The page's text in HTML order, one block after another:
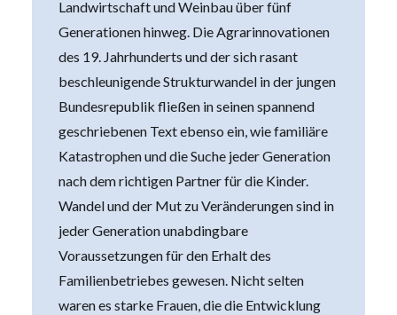
Landwirtschaft und Weinbau über fünf
Generationen hinweg. Die Agrarinnovationen
des 19. Jahrhunderts und der sich rasant
beschleunigende Strukturwandel in der jungen
Bundesrepublik fließen in seinen spannend
geschriebenen Text ebenso ein, wie familiäre
Katastrophen und die Suche jeder Generation
nach dem richtigen Partner für die Kinder.
Wandel und der Mut zu Veränderungen sind in
jeder Generation unabdingbare
Voraussetzungen für den Erhalt des
Familienbetriebes gewesen. Nicht selten
waren es starke Frauen, die die Entwicklung